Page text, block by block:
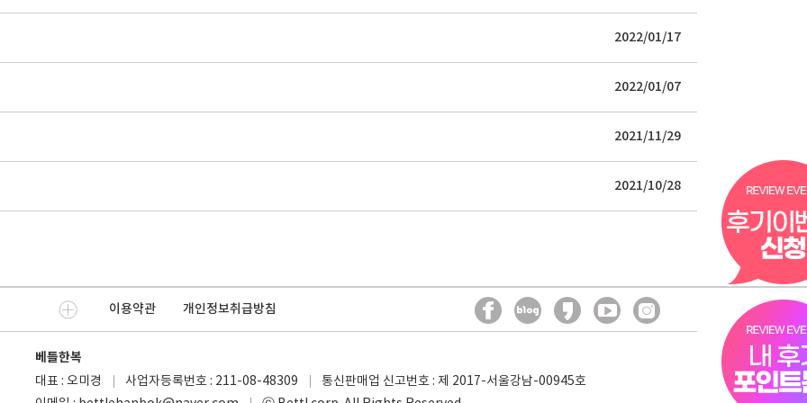
2022/01/17
2022/01/07
2021/11/29
2021/10/28
이용약관 개인정보취급방침
베틀한복
대표 : 오미경 사업자등록번호 : 211-08-48309
통신판매업 신고번호 : 제 2017-서울강남-00945호